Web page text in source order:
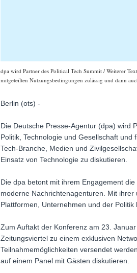
dpa wird Partner des Political Tech Summit / Weiterer
mitgeteilten Nutzungsbedingungen zulässig und dann
Berlin (ots) -
Die Deutsche Presse-Agentur (dpa) wird
Politik, Technologie und Gesellschaft
Tech-Branche, Medien und
Einsatz von Technologie zu diskutieren.
Die dpa betont mit ihrem Engagement
moderne Nachrichtenagenturen. Mit
Plattformen, Unternehmen und der
Zum Auftakt der Konferenz am 23.
Zeitungsviertel zu einem exklusiven
Teilnahmemöglichkeiten versendet
auf einem Panel mit Gästen diskutieren.